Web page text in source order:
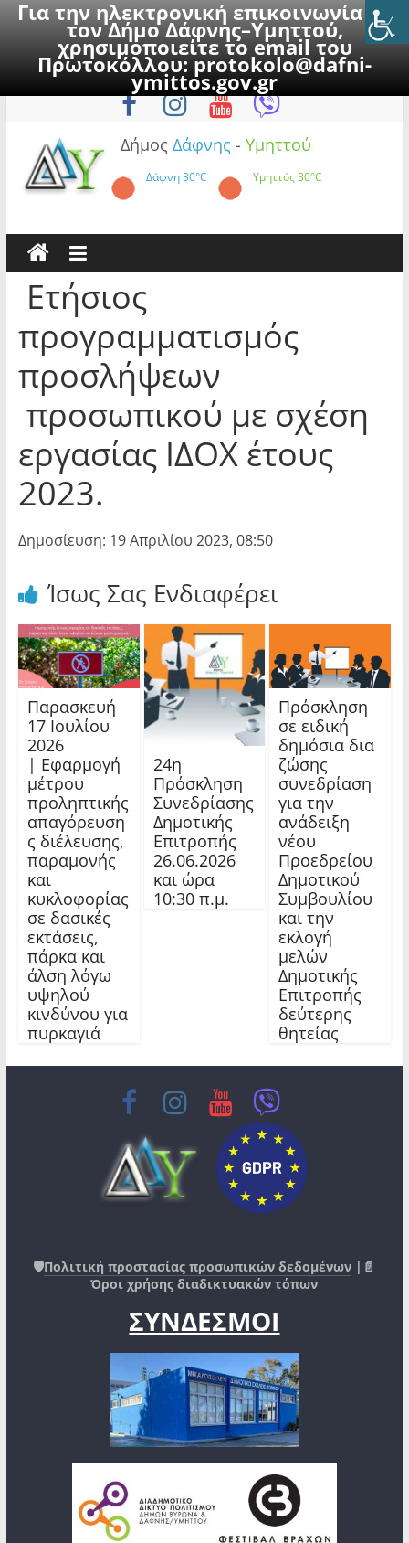
Για την ηλεκτρονική επικοινωνία με
τον Δήμο Δάφνης–Υμηττού,
χρησιμοποιείτε το email του
Πρωτοκόλλου:protokolo@dafni-
ymittos.gov.gr
to
Δευτέρα, 10 Αυγούστου 2026
Δήμος Δάφνης - Υμηττού
Δάφνη30°C Υμηττός30°C
Ετήσιος
προγραμματισμός
προσλήψεων
προσωπικού με σχέση
εργασίας ΙΔΟΧ έτους
2023.
Δημοσίευση: 19 Απριλίου 2023, 08:50
Ίσως Σας Ενδιαφέρει
Παρασκευή
17 Ιουλίου
2026
| Εφαρμογή
μέτρου
προληπτικής
απαγόρευση
ς διέλευσης,
παραμονής
και
κυκλοφορίας
σε δασικές
εκτάσεις,
πάρκα και
άλση λόγω
υψηλού
κινδύνου για
πυρκαγιά
24η
Πρόσκληση
Συνεδρίασης
Δημοτικής
Επιτροπής
26.06.2026
και ώρα
10:30 π.μ.
Πρόσκληση
σε ειδική
δημόσια δια
ζώσης
συνεδρίαση
για την
ανάδειξη
νέου
Προεδρείου
Δημοτικού
Συμβουλίου
και την
εκλογή
μελών
Δημοτικής
Επιτροπής
δεύτερης
θητείας
🛡️Πολιτική προστασίας προσωπικών δεδομένων |📄
Όροι χρήσης διαδικτυακών τόπων
ΣΥΝΔΕΣΜΟΙ